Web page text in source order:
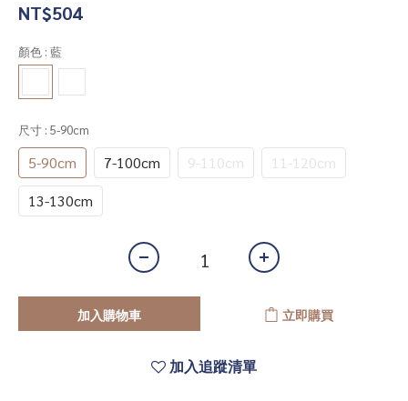
NT$504
顏色 : 藍
尺寸 : 5-90cm
5-90cm 7-100cm 9-110cm
11-120cm
13-130cm
加入購物車 立即購買
加入追蹤清單